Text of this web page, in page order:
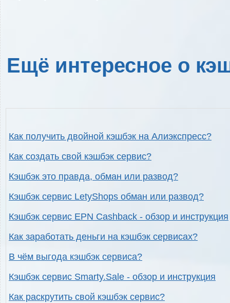
Ещё интересное о
Как получить двойной кэшбэк на Алиэкспресс?
Как создать свой кэшбэк сервис?
Кэшбэк это правда, обман или развод?
Кэшбэк сервис LetyShops обман или развод?
Кэшбэк сервис EPN Cashback - обзор и инструкция
Как заработать деньги на кэшбэк сервисах?
В чём выгода кэшбэк сервиса?
Кэшбэк сервис Smarty.Sale - обзор и инструкция
Как раскрутить свой кэшбэк сервис?